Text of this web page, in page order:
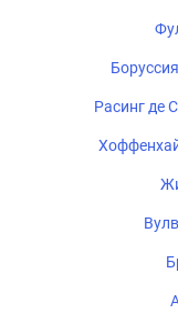
Расинг де